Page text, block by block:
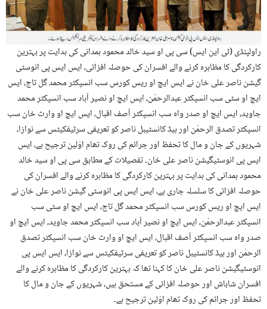
راولپنڈی (ٹی این ایس) سی پی او سید خالد محمود ہمدانی کی ہدایت پر بہترین
کارکردگی کا مظاہرہ کرنے والے افسران کی حوصلہ افزائی، ایس ایس پی انوسٹی
گیشن ناصر علی خان نے ایس ایچ او ریس کورس سب انسپکٹر محمد گل تاج، ایس
ایچ او سٹی سب انسپکٹر عبدالرحمٰن، ایس ایچ او نصیر آباد سب انسپکٹر محمد
جاوید، ایس ایچ او صدر واہ سب انسپکٹر آصف اقبال، ایس ایچ او وارث خان سب
انسپکٹر تصدق الرحمٰن اور ہیڈ کانسٹیبل ناصر کو تعریفی سرٹیفکیٹس سے نوازا،
شہریوں کے جان و مال کا تحفظ اور جرائم کی روک تھام اوّلین ترجیح ہے، ایس
ایس پی انوسٹیگیشن ناصر علی خان۔ تفصیلات کے مطابق سی پی او سید خالد
محمود ہمدانی کی ہدایت پر بہترین کارکردگی کا مظاہرہ کرنے والے افسران کی
حوصلہ افزائی کا سلسلہ جاری ہے، ایس ایس پی انوسٹی گیشن ناصر علی خان نے
ایس ایچ او ریس کورس سب انسپکٹر محمد گل تاج، ایس ایچ او سٹی سب
انسپکٹر عبدالرحمٰن، ایس ایچ او نصیر آباد سب انسپکٹر محمد جاوید، ایس ایچ او
صدر واہ سب انسپکٹر آصف اقبال، ایس ایچ او وارث خان سب انسپکٹر تصدق
الرحمٰن اور ہیڈ کانسٹیبل ناصر کو تعریفی سرٹیفکیٹس سے نوازا، ایس ایس پی
انوسٹیگیشن ناصر علی خان کا کہنا تھا کہ بہترین کارکردگی کا مظاہرہ کرنے والے
افسران شاباش اور حوصلہ افزائی کے مستحق ہیں، شہریوں کے جان و مال کا
تحفظ اور جرائم کی روک تھام اوّلین ترجیح ہے۔